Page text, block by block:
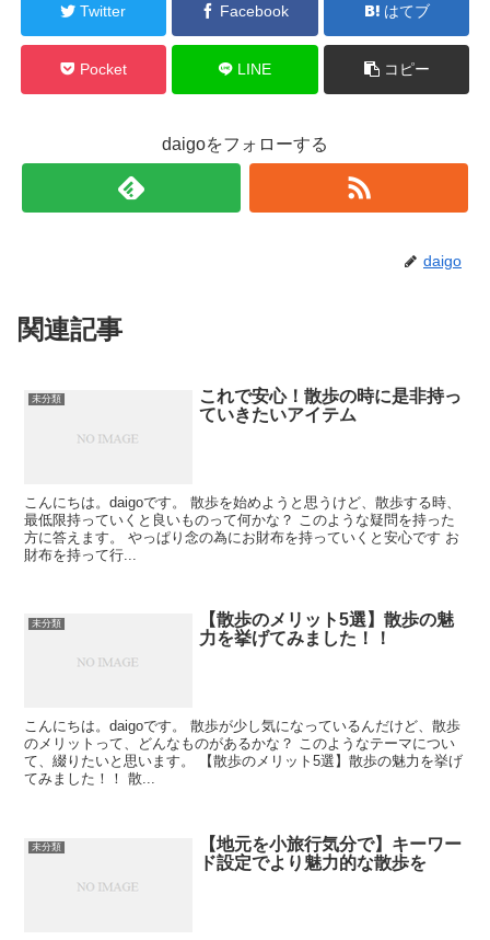
Twitter Facebook はてブ
Pocket LINE コピー
daigoをフォローする
daigo
関連記事
未分類
これで安心！散歩の時に是非持っ
ていきたいアイテム
こんにちは。daigoです。 散歩を始めようと思うけど、散歩する時、
最低限持っていくと良いものって何かな？ このような疑問を持った
方に答えます。 やっぱり念の為にお財布を持っていくと安心です お
財布を持って行...
未分類
【散歩のメリット5選】散歩の魅
力を挙げてみました！！
こんにちは。daigoです。 散歩が少し気になっているんだけど、散歩
のメリットって、どんなものがあるかな？ このようなテーマについ
て、綴りたいと思います。 【散歩のメリット5選】散歩の魅力を挙げ
てみました！！ 散...
未分類
【地元を小旅行気分で】キーワー
ド設定でより魅力的な散歩を